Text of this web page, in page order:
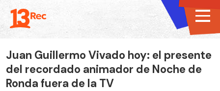
Juan Guillermo Vivado hoy: el presente
del recordado animador de Noche de
Ronda fuera de la TV